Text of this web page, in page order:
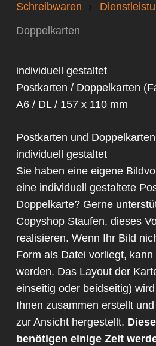
Schreibwaren
Doppelkarten
individuell gestaltet
Postkarten / Doppelkarten
A6 / DL / 157 x 110 mm
Postkarten und Doppelkarten
individuell gestaltet
Sie haben eine eigene
eine individuell gestaltete
Doppelkarte? Gerne
Copyshop Staufen, dieses
realisieren. Wenn Ihr Bild
Form als Datei vorliegt,
werden. Das Layout der
einseitig oder beidseitig)
Ihnen zusammen erstellt
zur Ansicht hergestellt.
benötigen einige Zeit